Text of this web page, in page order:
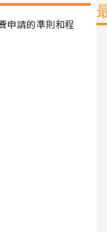
申請的準則和程